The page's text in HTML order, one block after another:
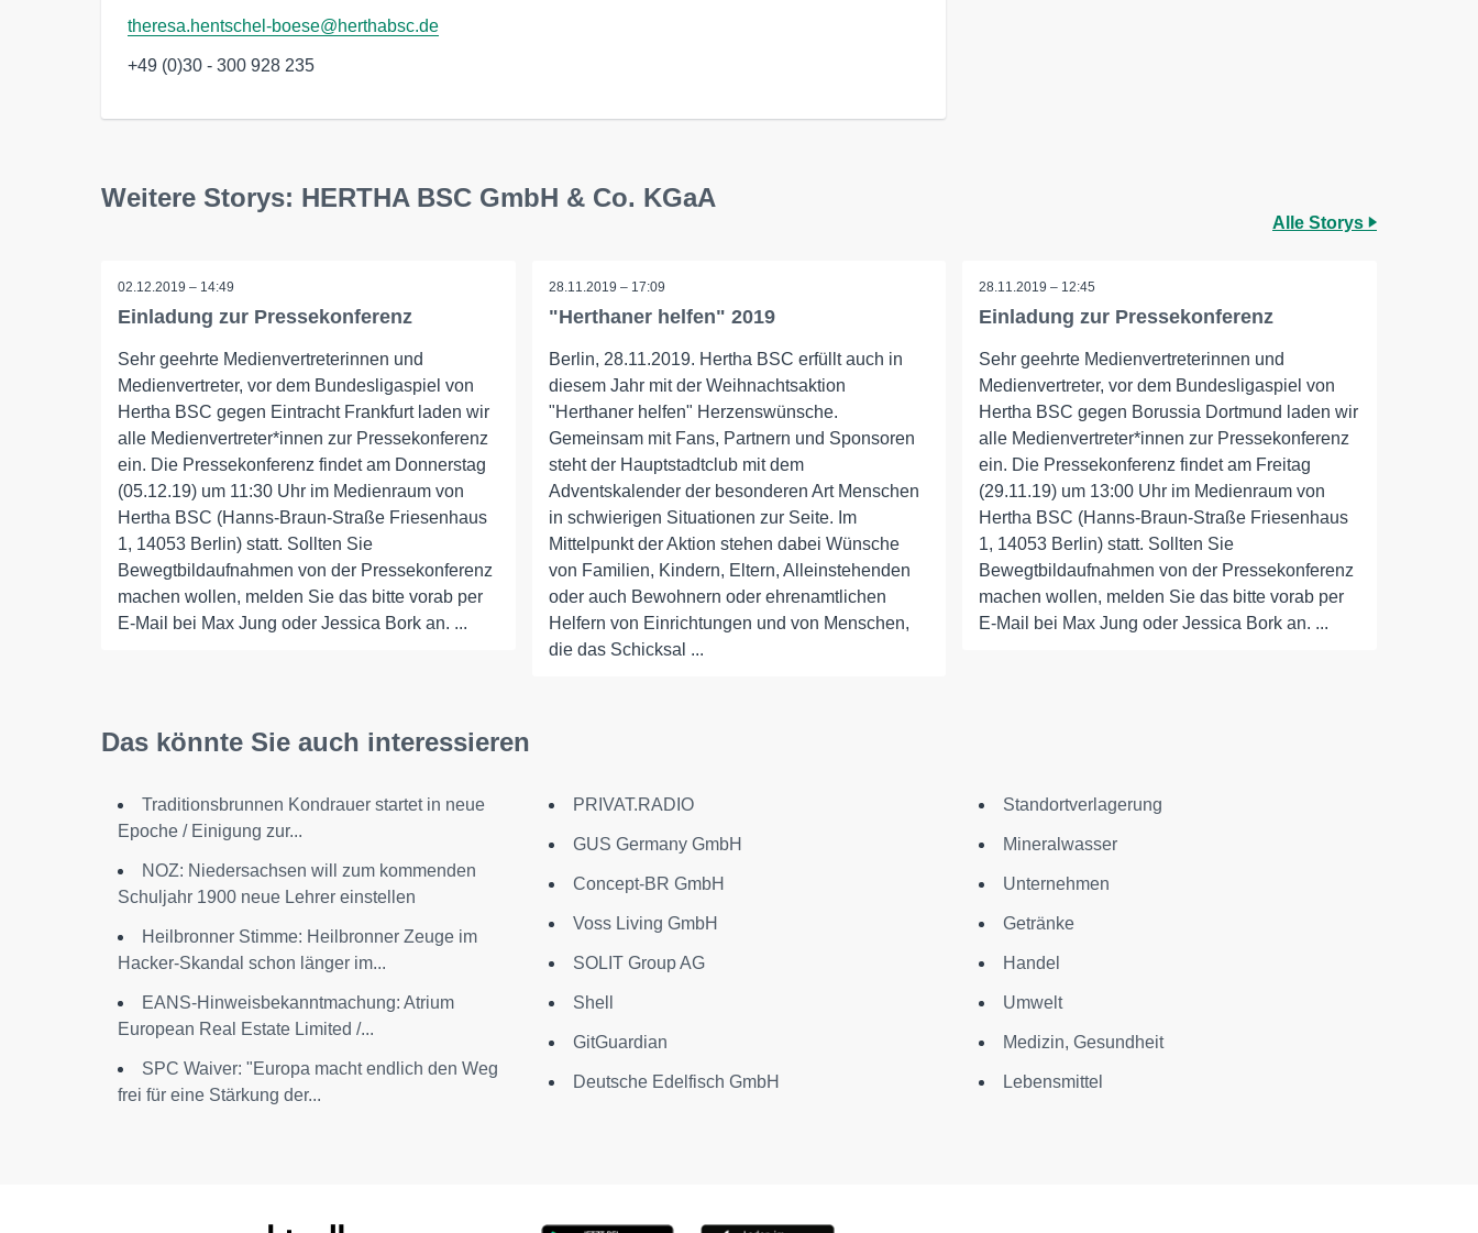
theresa.hentschel-boese@herthabsc.de
+49 (0)30 - 300 928 235
Weitere Storys: HERTHA BSC GmbH & Co. KGaA
Alle Storys
02.12.2019 – 14:49
Einladung zur Pressekonferenz
Sehr geehrte Medienvertreterinnen und
Medienvertreter, vor dem Bundesligaspiel von
Hertha BSC gegen Eintracht Frankfurt laden wir
alle Medienvertreter*innen zur Pressekonferenz
ein. Die Pressekonferenz findet am Donnerstag
(05.12.19) um 11:30 Uhr im Medienraum von
Hertha BSC (Hanns-Braun-Straße Friesenhaus
1, 14053 Berlin) statt. Sollten Sie
Bewegtbildaufnahmen von der Pressekonferenz
machen wollen, melden Sie das bitte vorab per
E-Mail bei Max Jung oder Jessica Bork an. ...
28.11.2019 – 17:09
"Herthaner helfen" 2019
Berlin, 28.11.2019. Hertha BSC erfüllt auch in
diesem Jahr mit der Weihnachtsaktion
"Herthaner helfen" Herzenswünsche.
Gemeinsam mit Fans, Partnern und Sponsoren
steht der Hauptstadtclub mit dem
Adventskalender der besonderen Art Menschen
in schwierigen Situationen zur Seite. Im
Mittelpunkt der Aktion stehen dabei Wünsche
von Familien, Kindern, Eltern, Alleinstehenden
oder auch Bewohnern oder ehrenamtlichen
Helfern von Einrichtungen und von Menschen,
die das Schicksal ...
28.11.2019 – 12:45
Einladung zur Pressekonferenz
Sehr geehrte Medienvertreterinnen und
Medienvertreter, vor dem Bundesligaspiel von
Hertha BSC gegen Borussia Dortmund laden wir
alle Medienvertreter*innen zur Pressekonferenz
ein. Die Pressekonferenz findet am Freitag
(29.11.19) um 13:00 Uhr im Medienraum von
Hertha BSC (Hanns-Braun-Straße Friesenhaus
1, 14053 Berlin) statt. Sollten Sie
Bewegtbildaufnahmen von der Pressekonferenz
machen wollen, melden Sie das bitte vorab per
E-Mail bei Max Jung oder Jessica Bork an. ...
Das könnte Sie auch interessieren
Traditionsbrunnen Kondrauer startet in neue
Epoche / Einigung zur...
NOZ: Niedersachsen will zum kommenden
Schuljahr 1900 neue Lehrer einstellen
Heilbronner Stimme: Heilbronner Zeuge im
Hacker-Skandal schon länger im...
EANS-Hinweisbekanntmachung: Atrium
European Real Estate Limited /...
SPC Waiver: "Europa macht endlich den Weg
frei für eine Stärkung der...
PRIVAT.RADIO
GUS Germany GmbH
Concept-BR GmbH
Voss Living GmbH
SOLIT Group AG
Shell
GitGuardian
Deutsche Edelfisch GmbH
Standortverlagerung
Mineralwasser
Unternehmen
Getränke
Handel
Umwelt
Medizin, Gesundheit
Lebensmittel